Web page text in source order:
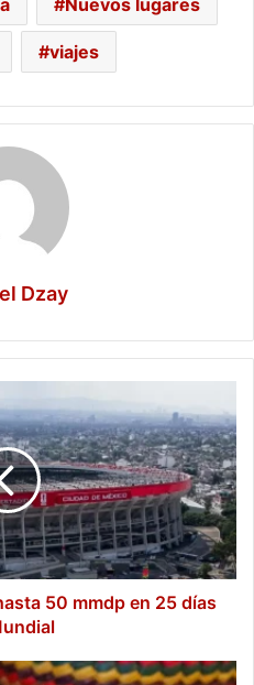
Nuevos lugares
viajes
Dzay
50 mmdp en 25 días